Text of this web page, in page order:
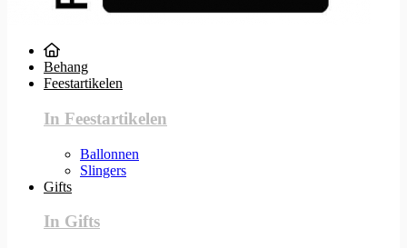
Behang
Feestartikelen
In Feestartikelen
Ballonnen
Slingers
Gifts
In Gifts